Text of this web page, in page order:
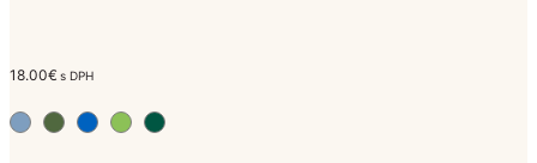
18.00€ s DPH